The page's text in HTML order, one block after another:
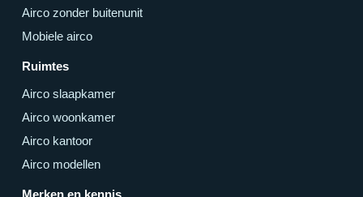
Airco zonder buitenunit
Mobiele airco
Ruimtes
Airco slaapkamer
Airco woonkamer
Airco kantoor
Airco modellen
Merken en kennis